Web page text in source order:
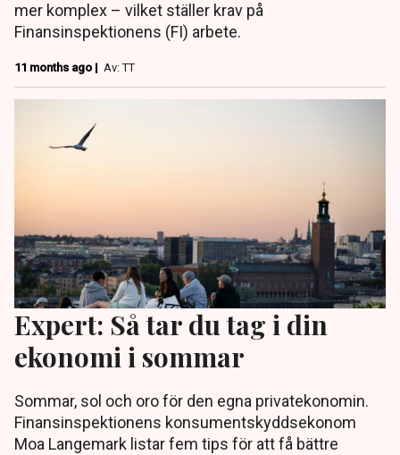
mer komplex – vilket ställer krav på
Finansinspektionens (FI) arbete.
11 months ago | Av: TT
Expert: Så tar du tag i din
ekonomi i sommar
Sommar, sol och oro för den egna privatekonomin.
Finansinspektionens konsumentskyddsekonom
Moa Langemark listar fem tips för att få bättre